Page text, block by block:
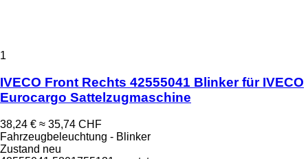
1
IVECO Front Rechts 42555041 Blinker für IVECO
Eurocargo Sattelzugmaschine
38,24 € ≈ 35,74 CHF
Fahrzeugbeleuchtung - Blinker
Zustand neu